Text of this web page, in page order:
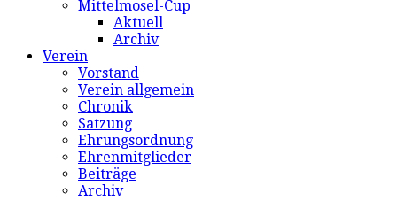
Mittelmosel-Cup
Aktuell
Archiv
Verein
Vorstand
Verein allgemein
Chronik
Satzung
Ehrungsordnung
Ehrenmitglieder
Beiträge
Archiv